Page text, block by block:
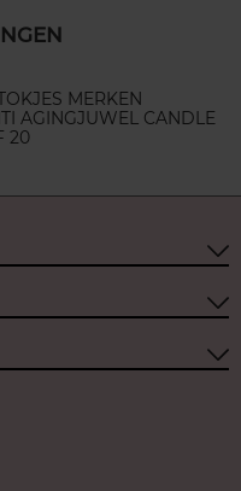
MERKEN
AGINGJUWEL CANDLE
20